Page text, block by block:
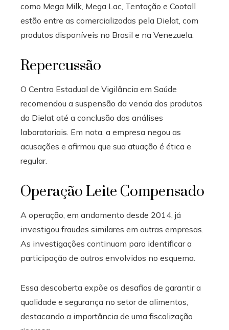
como Mega Milk, Mega Lac, Tentação e Cootall
estão entre as comercializadas pela Dielat, com
produtos disponíveis no Brasil e na Venezuela.
Repercussão
O Centro Estadual de Vigilância em Saúde
recomendou a suspensão da venda dos produtos
da Dielat até a conclusão das análises
laboratoriais. Em nota, a empresa negou as
acusações e afirmou que sua atuação é ética e
regular.
Operação Leite Compensado
A operação, em andamento desde 2014, já
investigou fraudes similares em outras empresas.
As investigações continuam para identificar a
participação de outros envolvidos no esquema.
Essa descoberta expõe os desafios de garantir a
qualidade e segurança no setor de alimentos,
destacando a importância de uma fiscalização